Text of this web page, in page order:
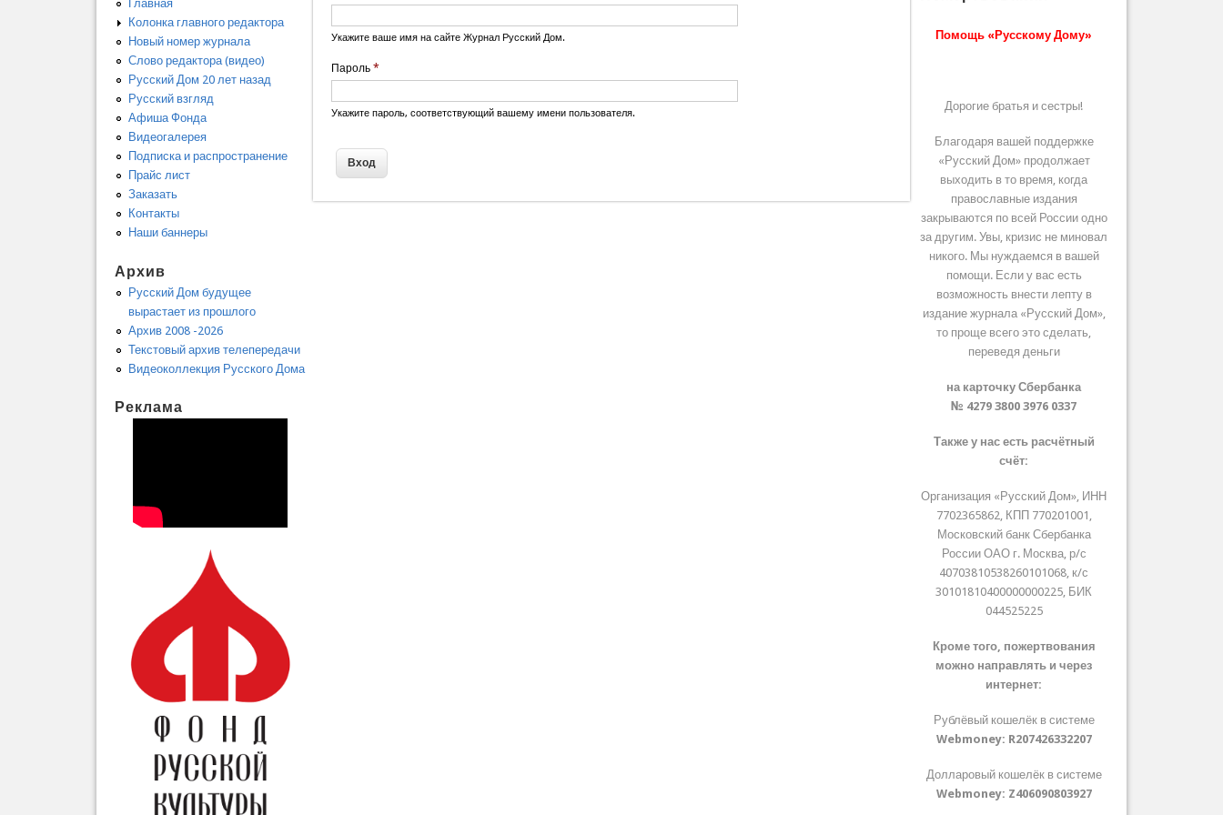
Укажите ваше имя на сайте Журнал Русский Дом.
Пароль*
Укажите пароль, соответствующий вашему имени пользователя.
Главная
Колонка главного редактора
Новый номер журнала
Слово редактора (видео)
Русский Дом 20 лет назад
Русский взгляд
Афиша Фонда
Видеогалерея
Подписка и распространение
Прайс лист
Заказать
Контакты
Наши баннеры
Архив
Русский Дом будущее
вырастает из прошлого
Архив 2008 -2026
Текстовый архив телепередачи
Видеоколлекция Русского Дома
Реклама
Помощь «Русскому Дому»
Дорогие братья и сестры!
Благодаря вашей поддержке
«Русский Дом» продолжает
выходить в то время, когда
православные издания
закрываются по всей России одно
за другим. Увы, кризис не миновал
никого. Мы нуждаемся в вашей
помощи. Если у вас есть
возможность внести лепту в
издание журнала «Русский Дом»,
то проще всего это сделать,
переведя деньги
на карточку Сбербанка
№ 4279 3800 3976 0337
Также у нас есть расчётный
счёт:
Организация «Русский Дом», ИНН
7702365862, КПП 770201001,
Московский банк Сбербанка
России ОАО г. Москва, р/с
40703810538260101068, к/с
30101810400000000225, БИК
044525225
Кроме того, пожертвования
можно направлять и через
интернет:
Рублёвый кошелёк в системе
Webmoney: R207426332207
Долларовый кошелёк в системе
Webmoney: Z406090803927